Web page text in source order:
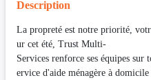
Description
La propreté est notre priorité,
ur cet été, Trust Multi-
Services renforce ses équipes
ervice d'aide ménagère à domicile